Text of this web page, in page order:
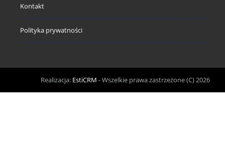
Kontakt
Polityka prywatności
Realizacja: EstiCRM - Wszelkie prawa zastrzeżone (C) 2026